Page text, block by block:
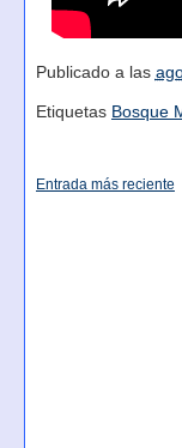
Publicado a las
Etiquetas Bosque
Entrada más reciente